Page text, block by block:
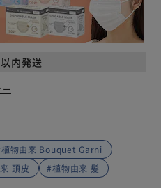
内発送
ー
物由来 Bouquet Garni
頭皮 #植物由来 髪